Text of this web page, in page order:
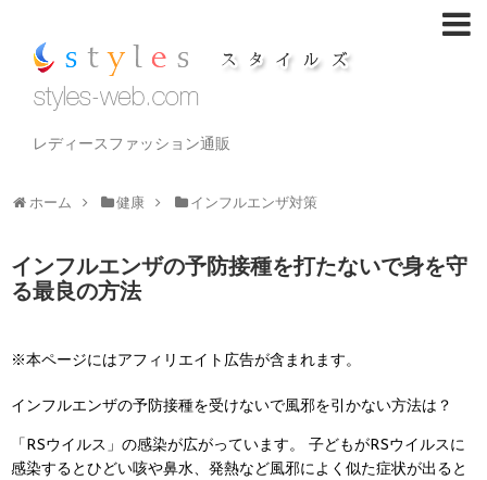
レディースファッション通販
ホーム 健康 インフルエンザ対策
インフルエンザの予防接種を打たないで身を守
る最良の方法
※本ページにはアフィリエイト広告が含まれます。
インフルエンザの予防接種を受けないで風邪を引かない方法は？
「RSウイルス」の感染が広がっています。
子どもがRSウイルスに
感染するとひどい咳や鼻水、発熱など風邪によく似た症状が出ると